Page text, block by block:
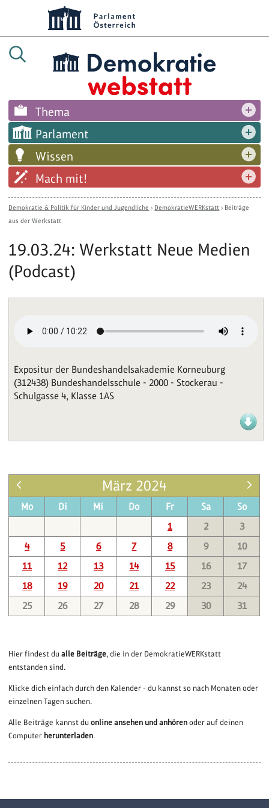
Thema
Parlament
Wissen
Mach mit!
Demokratie & Politik für Kinder und Jugendliche › DemokratieWERKstatt › Beiträge
aus der Werkstatt
19.03.24: Werkstatt Neue Medien
(Podcast)
Expositur der Bundeshandelsakademie Korneuburg
(312438) Bundeshandelsschule - 2000 - Stockerau -
Schulgasse 4, Klasse 1AS
März 2024
Mo Di Mi Do Fr Sa
So
1
2
3
4
5 6 7 8 9
10
11
12 13 14 15 16
17
18
19 20 21 22 23
24
25
26 27 28 29 30 31
Hier findest dualle Beiträge, die in der DemokratieWERKstatt
entstanden sind.
Klicke dich einfach durch den Kalender - du kannst so nach Monaten oder
einzelnen Tagen suchen.
Alle Beiträge kannst duonline ansehen und anhören oder auf deinen
Computer herunterladen.